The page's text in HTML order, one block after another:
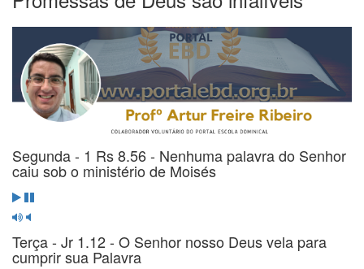
Segunda - 1 Rs 8.56 - Nenhuma palavra do Senhor
caiu sob o ministério de Moisés
Terça - Jr 1.12 - O Senhor nosso Deus vela para
cumprir sua Palavra